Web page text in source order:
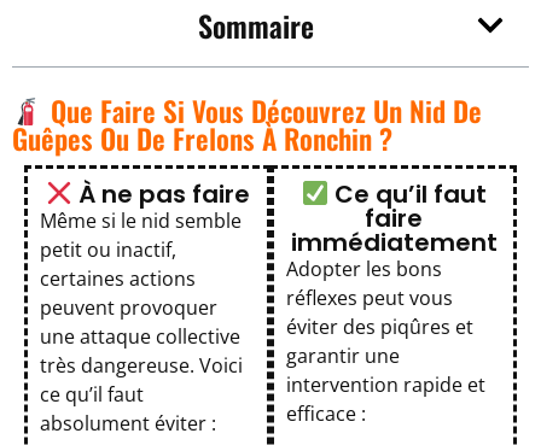
Sommaire
Que Faire Si Vous Découvrez Un Nid De
Guêpes Ou De Frelons À Ronchin ?
À ne pas faire
Même si le nid semble
petit ou inactif,
certaines actions
peuvent provoquer
une attaque collective
très dangereuse. Voici
ce qu’il faut
absolument éviter :
Ce qu’il faut
faire
immédiatement
Adopter les bons
réflexes peut vous
éviter des piqûres et
garantir une
intervention rapide et
efficace :